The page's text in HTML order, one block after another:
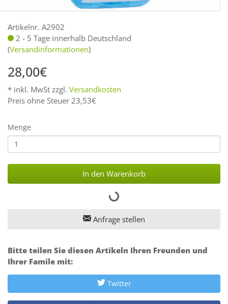
Artikelnr. A2902
2 - 5 Tage innerhalb Deutschland
(Versandinformationen)
28,00€
* inkl. MwSt zzgl. Versandkosten
Preis ohne Steuer 23,53€
Menge
In den Warenkorb
Anfrage stellen
Bitte teilen Sie diesen Artikeln Ihren Freunden und
Ihrer Famile mit:
Twitter